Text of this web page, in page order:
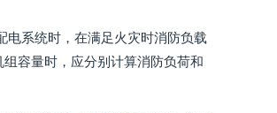
电系统时，在满足火灾时消防负载
容量时，应分别计算消防负荷和